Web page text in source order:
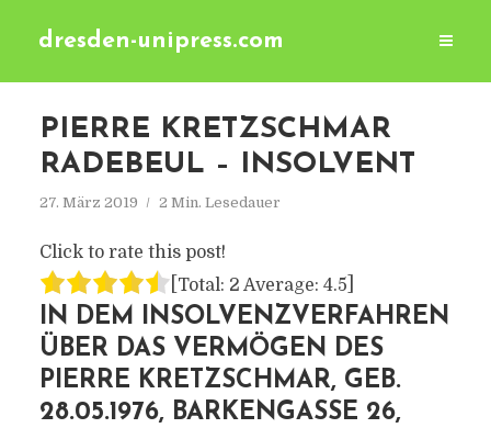
dresden-unipress.com
PIERRE KRETZSCHMAR
RADEBEUL – INSOLVENT
27. März 2019 2 Min. Lesedauer
Click to rate this post!
[Total: 2 Average: 4.5
IN DEM INSOLVENZVERFAHREN
ÜBER DAS VERMÖGEN DES
PIERRE KRETZSCHMAR, GEB.
28.05.1976, BARKENGASSE 26,